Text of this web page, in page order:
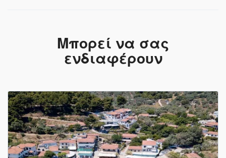
Μπορεί να σας
ενδιαφέρουν